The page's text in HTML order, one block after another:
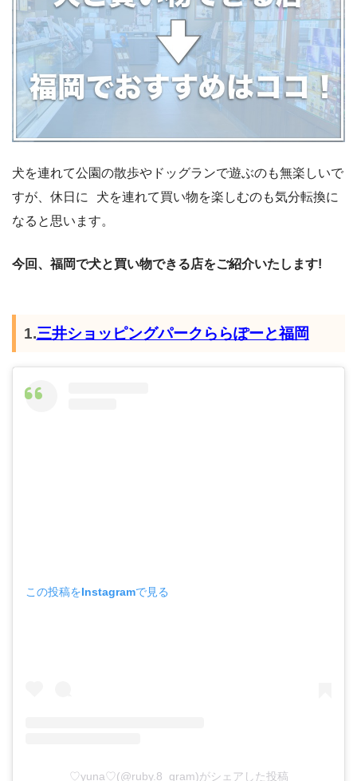
犬を連れて公園の散歩やドッグランで遊ぶのも無楽しいで
すが、休日に 犬を連れて買い物を楽しむのも気分転換に
なると思います。
今回、福岡で犬と買い物できる店をご紹介いたします!
1.三井ショッピングパークららぽーと福岡
この投稿をInstagramで見る
♡yuna♡(@ruby.8_gram)がシェアした投稿